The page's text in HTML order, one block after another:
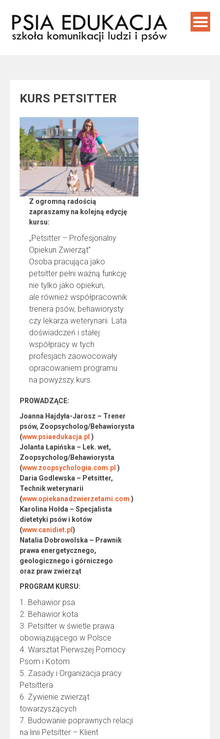
content
KURS PETSITTER
Z ogromną radością
zapraszamy na kolejną edycję
kursu:
„Petsitter – Profesjonalny
Opiekun Zwierząt”
Osoba pracująca jako
petsitter pełni ważną funkcję
nie tylko jako opiekun,
ale również współpracownik
trenera psów, behawiorysty
czy lekarza weterynarii. Lata
doświadczeń i stałej
współpracy w tych
profesjach zaowocowały
opracowaniem programu
na powyższy kurs.
PROWADZĄCE:
Joanna Hajdyła-Jarosz – Trener
psów, Zoopsycholog/Behawiorysta
(www.psiaedukacja.pl )
Jolanta Łapińska – Lek. wet,
Zoopsycholog/Behawiorysta
(www.zoopsychologia.com.pl )
Daria Godlewska – Petsitter,
Technik weterynarii
(www.opiekanadzwierzetami.com )
Karolina Hołda – Specjalista
dietetyki psów i kotów
(www.canidiet.pl )
Natalia Dobrowolska – Prawnik
prawa energetycznego,
geologicznego i górniczego
oraz praw zwierząt
PROGRAM KURSU:
1. Behawior psa
2. Behawior kota
3. Petsitter w świetle prawa
obowiązującego w Polsce
4. Warsztat Pierwszej Pomocy
Psom i Kotom
5. Zasady i Organizacja pracy
Petsittera
6. Żywienie zwierząt
towarzyszących
7. Budowanie poprawnych relacji
na linii Petsitter – Klient